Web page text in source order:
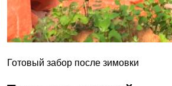
Готовый забор после зимовки